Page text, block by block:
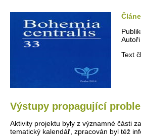
Text
Výstupy propagující
Aktivity projektu byly z významné části
tematický kalendář, zpracován byl též